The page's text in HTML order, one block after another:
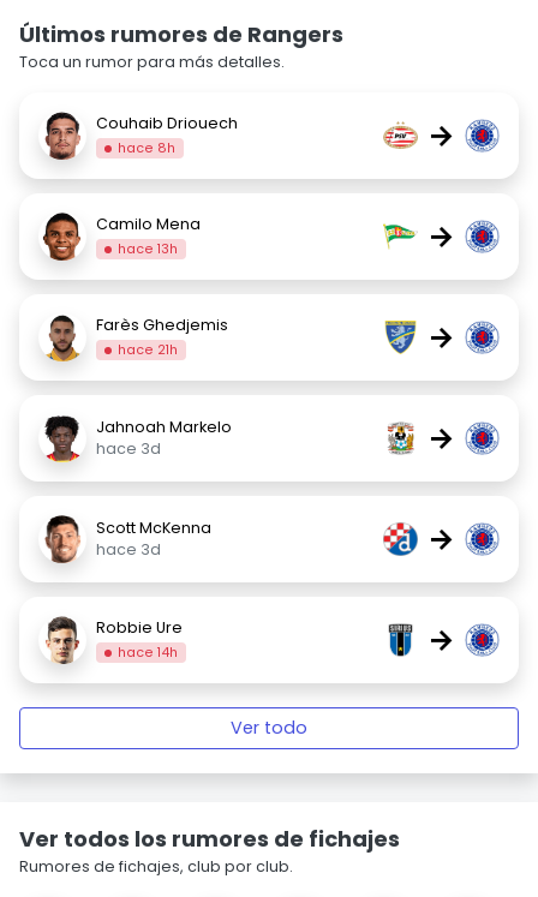
Últimos rumores de Rangers
Toca un rumor para más detalles.
Couhaib Driouech
hace 8h →
Camilo Mena
hace 13h →
Farès Ghedjemis
hace 21h →
Jahnoah Markelo
hace 3d
→
Scott McKenna
hace 3d
→
Robbie Ure
hace 14h →
Ver todo
Ver todos los rumores de fichajes
Rumores de fichajes, club por club.